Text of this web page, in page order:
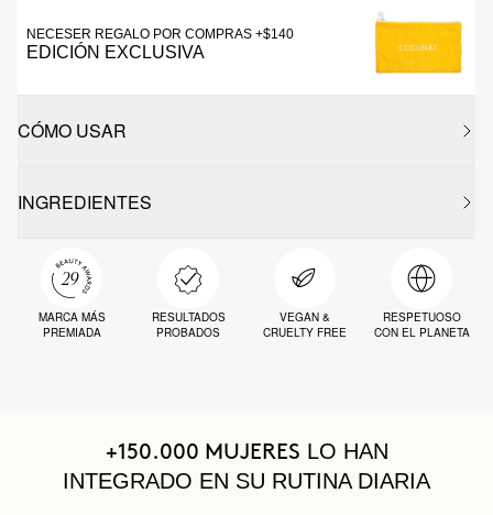
NECESER REGALO POR COMPRAS +$140
EDICIÓN EXCLUSIVA
CÓMO USAR
INGREDIENTES
MARCA MÁS
PREMIADA
RESULTADOS
PROBADOS
VEGAN &
CRUELTY FREE
RESPETUOSO
CON EL PLANETA
+150.000 MUJERES LO HAN
INTEGRADO EN SU RUTINA DIARIA